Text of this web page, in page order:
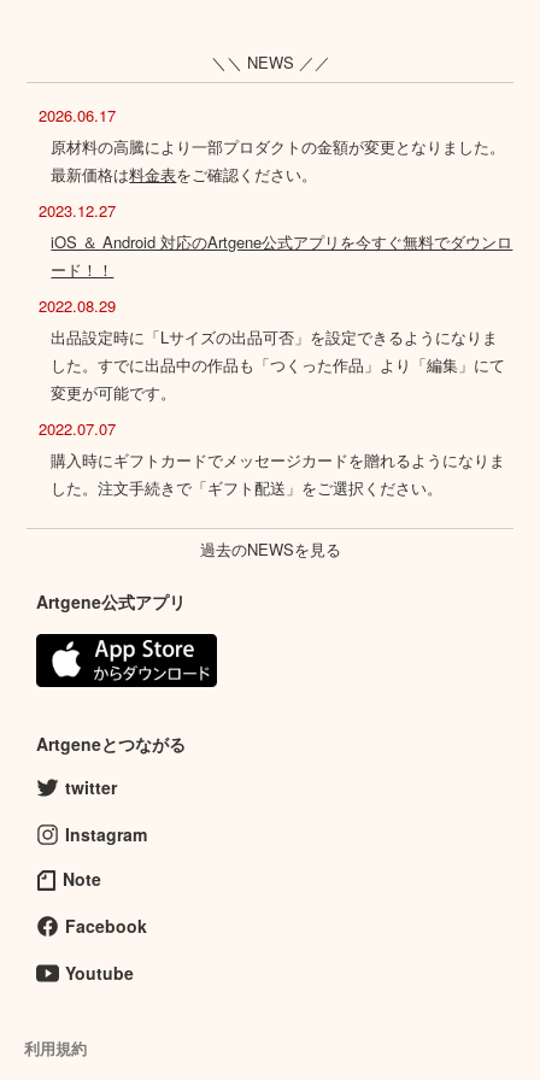
＼＼ NEWS ／／
2026.06.17
原材料の高騰により一部プロダクトの金額が変更となりました。
最新価格は料金表をご確認ください。
2023.12.27
iOS ＆ Android 対応のArtgene公式アプリを今すぐ無料でダウンロ
ード！！
2022.08.29
出品設定時に「Lサイズの出品可否」を設定できるようになりま
した。すでに出品中の作品も「つくった作品」より「編集」にて
変更が可能です。
2022.07.07
購入時にギフトカードでメッセージカードを贈れるようになりま
した。注文手続きで「ギフト配送」をご選択ください。
過去のNEWSを見る
Artgene公式アプリ
Artgeneとつながる
twitter
Instagram
Note
Facebook
Youtube
利用規約